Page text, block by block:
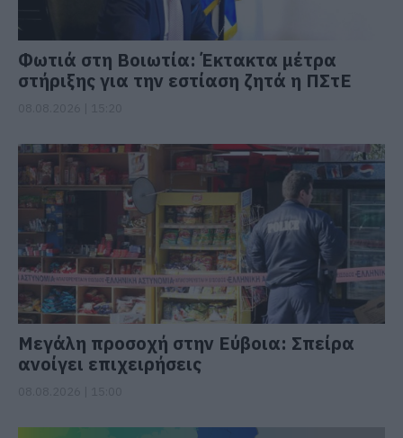
Φωτιά στη Βοιωτία: Έκτακτα μέτρα
στήριξης για την εστίαση ζητά η ΠΣτΕ
Μεγάλη προσοχή στην Εύβοια: Σπείρα
ανοίγει επιχειρήσεις